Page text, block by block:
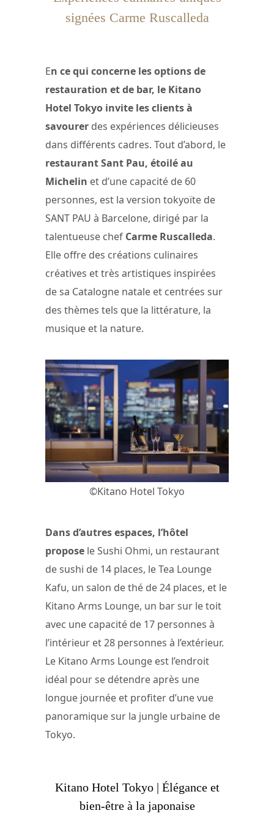
signées Carme Ruscalleda
En ce qui concerne les options de
restauration et de bar, le Kitano
Hotel Tokyo invite les clients à
savourer des expériences délicieuses
dans différents cadres. Tout d’abord, le
restaurant Sant Pau, étoilé au
Michelin et d’une capacité de 60
personnes, est la version tokyoïte de
SANT PAU à Barcelone, dirigé par la
talentueuse chef Carme Ruscalleda.
Elle offre des créations culinaires
créatives et très artistiques inspirées
de sa Catalogne natale et centrées sur
des thèmes tels que la littérature, la
musique et la nature.
©Kitano Hotel Tokyo
Dans d’autres espaces, l’hôtel
propose le Sushi Ohmi, un restaurant
de sushi de 14 places, le Tea Lounge
Kafu, un salon de thé de 24 places, et le
Kitano Arms Lounge, un bar sur le toit
avec une capacité de 17 personnes à
l’intérieur et 28 personnes à l’extérieur.
Le Kitano Arms Lounge est l’endroit
idéal pour se détendre après une
longue journée et profiter d’une vue
panoramique sur la jungle urbaine de
Tokyo.
Kitano Hotel Tokyo | Élégance et
bien-être à la japonaise